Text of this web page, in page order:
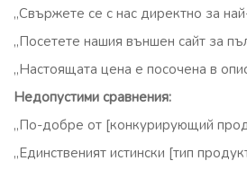
„Свържете се с нас директно за
„Посетете нашия външен сайт за
„Настоящата цена е посочена в
Недопустими сравнения:
„По-добре от [конкурирующий
„Единственият истински [тип